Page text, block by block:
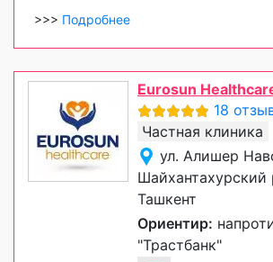
>>> Подробнее
Eurosun
18
Частная клиника
ул. Алишер
Шайхантахурский
Ташкент
Ориентир:
"Трастбанк"